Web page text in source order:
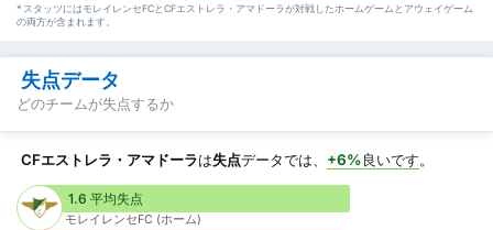
* スタッツにはモレイレンセFCとCFエストレラ・アマドーラが対戦したホームゲームとアウェイゲーム
の両方が含まれます。
失点データ
どのチームが失点するか
CFエストレラ・アマドーラは失点データでは、 +6%良いです。
1.6 平均失点
モレイレンセFC (ホーム)